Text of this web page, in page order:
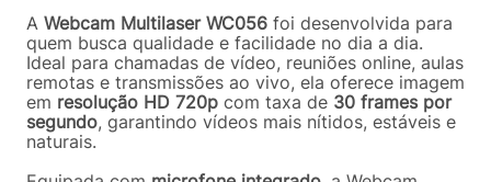
A Webcam Multilaser WC056 foi desenvolvida para
quem busca qualidade e facilidade no dia a dia.
Ideal para chamadas de vídeo, reuniões online, aulas
remotas e transmissões ao vivo, ela oferece imagem
em resolução HD 720p com taxa de 30 frames por
segundo, garantindo vídeos mais nítidos, estáveis e
naturais.